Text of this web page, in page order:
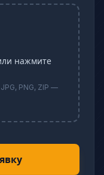
нажмите
JPG, PNG, ZIP —